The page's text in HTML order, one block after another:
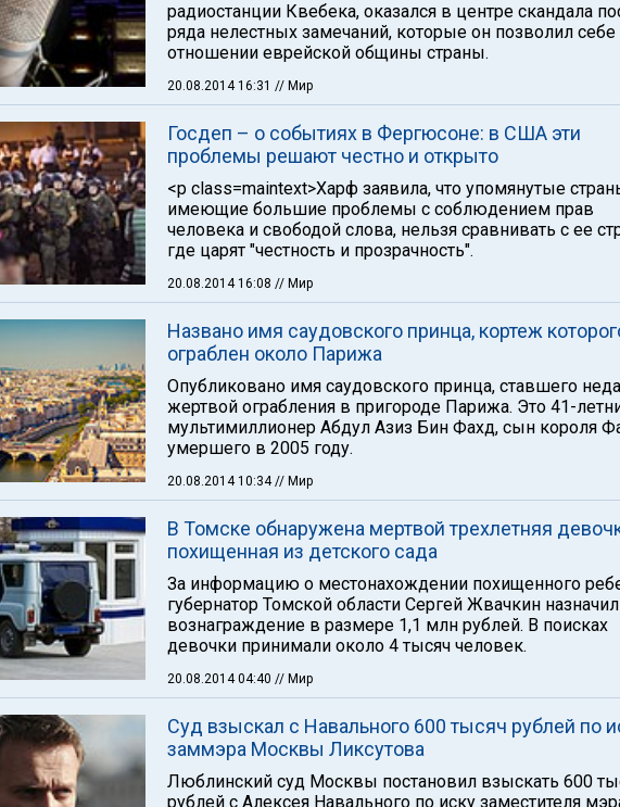
радиостанции Квебека, оказался в центре скандала
ряда нелестных замечаний, которые он позволил себе
отношении еврейской общины страны.
20.08.2014 16:31 // Мир
Госдеп – о событиях в Фергюсоне: в США эти
проблемы решают честно и открыто
<p class=maintext>Харф заявила, что упомянутые
имеющие большие проблемы с соблюдением прав
человека и свободой слова, нельзя сравнивать с ее
где царят "честность и прозрачность".
20.08.2014 16:08 // Мир
Названо имя саудовского принца, кортеж
ограблен около Парижа
Опубликовано имя саудовского принца, ставшего
жертвой ограбления в пригороде Парижа. Это 41-
мультимиллионер Абдул Азиз Бин Фахд, сын короля
умершего в 2005 году.
20.08.2014 10:34// Мир
В Томске обнаружена мертвой трехлетняя
похищенная из детского сада
За информацию о местонахождении похищенного
губернатор Томской области Сергей Жвачкин назначил
вознаграждение в размере 1,1 млн рублей. В поисках
девочки принимали около 4 тысяч человек.
20.08.2014 04:40 // Мир
Суд взыскал с Навального 600 тысяч рублей по
заммэра Москвы Ликсутова
Люблинский суд Москвы постановил взыскать 600
рублей с Алексея Навального по иску заместителя